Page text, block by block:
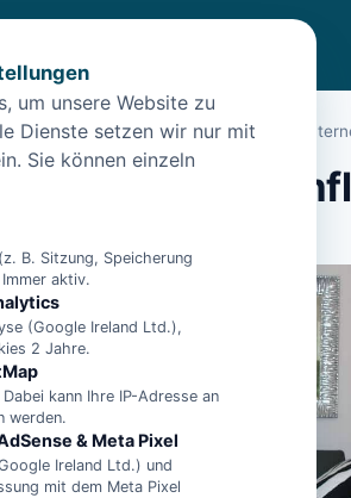
Borkum/Borkum – Haus Borkumflair
– Haus
um unsere Website zu
Dienste setzen wir nur mit
Sie können einzeln
B. Sitzung, Speicherung
aktiv.
(Google Ireland Ltd.),
2 Jahre.
kann Ihre IP-Adresse an
werden.
& Meta Pixel
Ireland Ltd.) und
mit dem Meta Pixel